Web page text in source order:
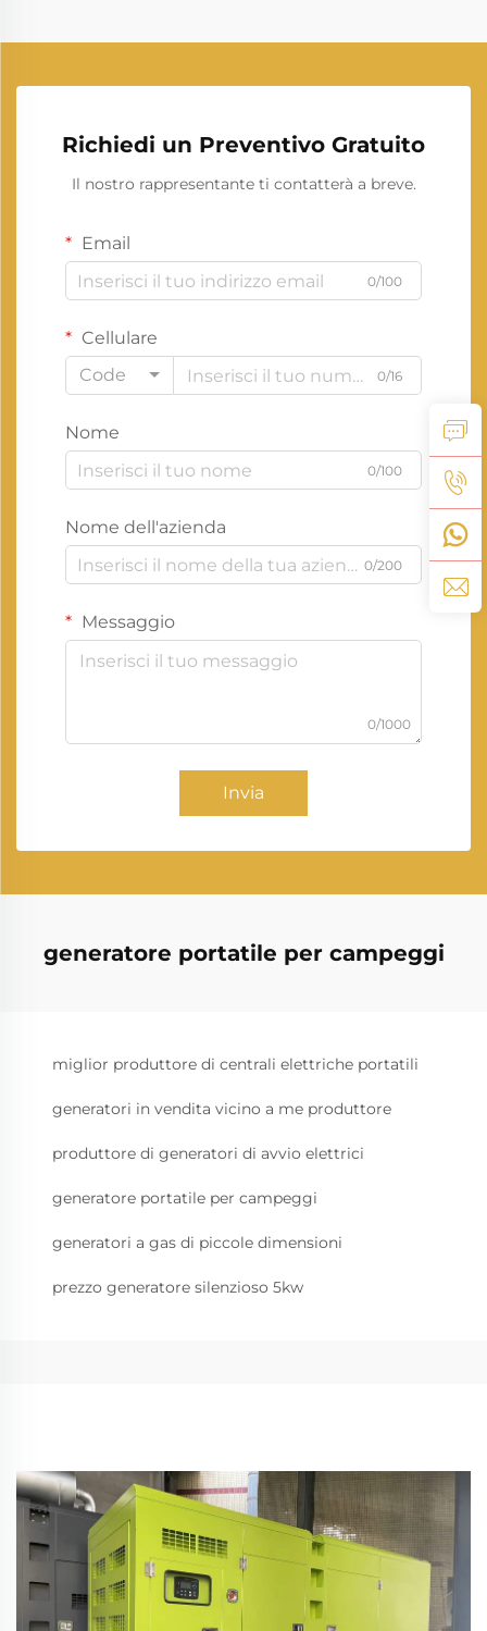
Richiedi un Preventivo Gratuito
Il nostro rappresentante ti contatterà a breve.
Email
0/100
Cellulare
Code
0/16
Nome
0/100
Nome dell'azienda
0/200
Messaggio
0/1000
Invia
generatore portatile per campeggi
miglior produttore di centrali elettriche portatili
generatori in vendita vicino a me produttore
produttore di generatori di avvio elettrici
generatore portatile per campeggi
generatori a gas di piccole dimensioni
prezzo generatore silenzioso 5kw